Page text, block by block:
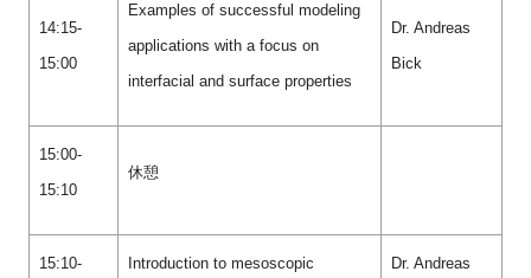
14:15-
15:00
Examples of successful modeling
applications with a focus on
interfacial and surface properties
Dr. Andreas
Bick
15:00-
15:10
休憩
15:10- Introduction to mesoscopic Dr. Andreas